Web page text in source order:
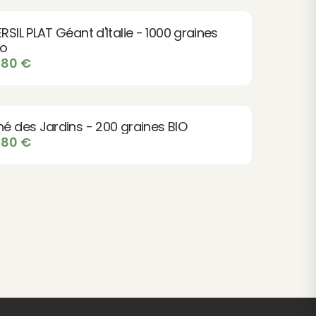
PLAT Géant d'Italie - 1000 graines
€
des Jardins - 200 graines BIO
€